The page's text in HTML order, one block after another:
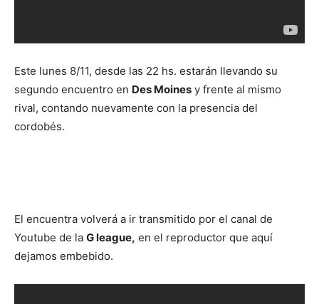
Este lunes 8/11, desde las 22 hs. estarán llevando su
segundo encuentro en Des Moines y frente al mismo
rival, contando nuevamente con la presencia del
cordobés.
El encuentra volverá a ir transmitido por el canal de
Youtube de la G league, en el reproductor que aquí
dejamos embebido.